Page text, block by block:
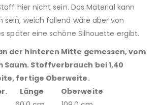
hier nicht sein. Das Material kann
sein, weich fallend wäre aber von
später eine schöne Silhouette ergibt.
der hinteren Mitte gemessen, vom
Saum. Stoffverbrauch bei 1,40
fertige Oberweite.
Länge Oberweite